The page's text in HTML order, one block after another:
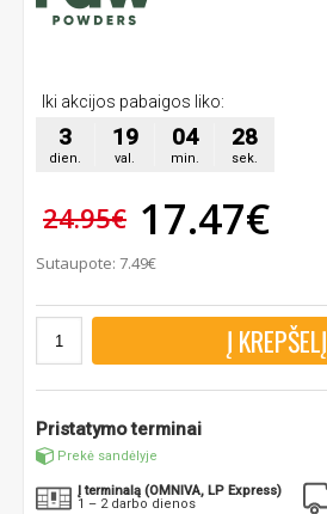
Iki akcijos pabaigos liko:
3
dien.
19
val.
04
min.
28
sek.
24.95€ 17.47€
Sutaupote: 7.49€
Į KREPŠELĮ
Pristatymo terminai
Prekė sandėlyje
Į terminalą (OMNIVA, LP Express)
1 – 2 darbo dienos